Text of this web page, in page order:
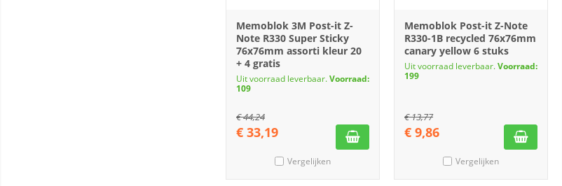
Memoblok 3M Post-it Z-
Note R330 Super Sticky
76x76mm assorti kleur 20
+ 4 gratis
Uit voorraad leverbaar.Voorraad:
109
€44,24
€ 33,19
Vergelijken
Memoblok Post-it Z-Note
R330-1B recycled 76x76mm
canary yellow 6 stuks
Uit voorraad leverbaar.Voorraad:
199
€13,77
€ 9,86
Vergelijken